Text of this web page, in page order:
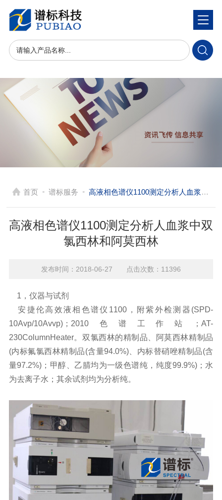
首页 - 谱标服务 - 高液相色谱仪1100测定分析人血浆中双氯西林和阿莫西林
高液相色谱仪1100测定分析人血浆中双
氯西林和阿莫西林
发布时间：2018-06-27 点击次数：11396
1，仪器与试剂
安捷伦高效液相色谱仪 1100，附紫外检测器(SPD-
10Avp/10Avvp)；2010色谱工作站；AT-
230ColumnHeater。双氯西林的精制品、阿莫西林精制品
(内标氟氯西林精制品(含量94.0%)、内标替硝唑精制品(含
量97.2%)；甲醇、乙腈均为一级色谱纯，纯度99.9%)；水
为去离子水；其余试剂均为分析纯。